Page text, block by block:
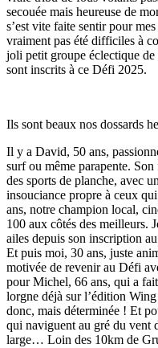
secouée mais heureuse de
s’est vite faite sentir pour
vraiment pas été difficiles à
joli petit groupe éclectique
sont inscrits à ce Défi 2025.
Ils sont beaux nos dossards
Il y a David, 50 ans,
surf ou même parapente.
des sports de planche, avec
insouciance propre à ceux
ans, notre champion local,
100 aux côtés des meilleurs.
ailes depuis son inscription
Et puis moi, 30 ans, juste
motivée de revenir au Défi
pour Michel, 66 ans, qui a
lorgne déjà sur l’édition
donc, mais déterminée ! Et
qui naviguent au gré du vent
large… Loin des 10km de